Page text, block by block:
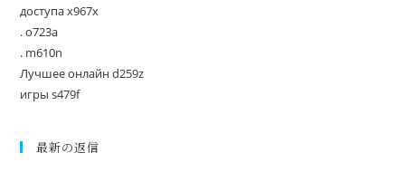
доступа x967x
. o723a
. m610n
Лучшее онлайн d259z
игры s479f
最新の返信